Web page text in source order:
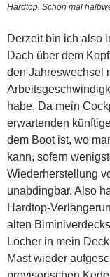
Hardtop. Schon mal
Derzeit bin ich also
Dach über dem
den Jahreswechsel
habe. Da mein
erwartenden
dem Boot ist, wo
kann, sofern
Wiederherstellung
unabdingbar. Also
Hardtop-
alten
Löcher in mein
Mast wieder